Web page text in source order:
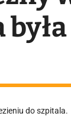
do szpitala.